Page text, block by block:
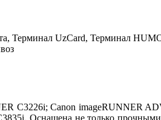
Терминал UzCard, Терминал
C3226i; Canon imageRUNNER
Оснащена не только